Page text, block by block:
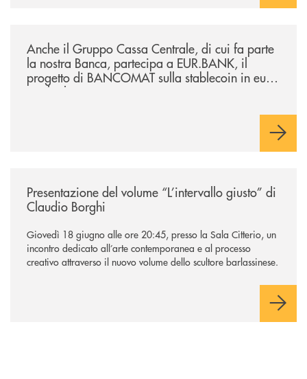
Anche il Gruppo Cassa Centrale, di cui fa parte
la nostra Banca, partecipa a EUR.BANK, il
progetto di BANCOMAT sulla stablecoin in euro
e sul relativo ecosistema
Presentazione del volume “L’intervallo giusto” di
Claudio Borghi
Giovedì 18 giugno alle ore 20:45, presso la Sala Citterio, un
incontro dedicato all’arte contemporanea e al processo
creativo attraverso il nuovo volume dello scultore barlassinese.